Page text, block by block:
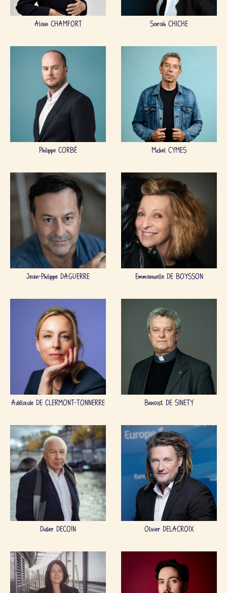
Alain CHAMFORT Sarah CHICHE
Philippe CORBÉ Michel CYMES
Jean-Philippe DAGUERRE Emmanuelle DE BOYSSON
Adélaïde DE CLERMONT-TONNERRE Benoist DE SINETY
Didier DECOIN Olivier DELACROIX